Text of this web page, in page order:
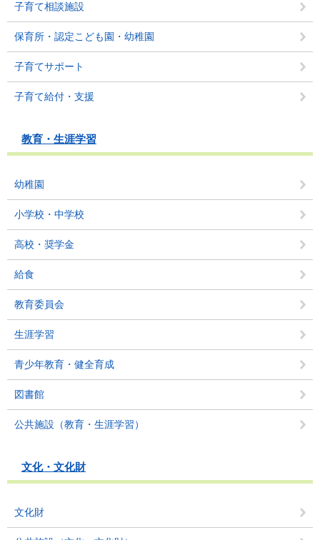
子育て相談施設
保育所・認定こども園・幼稚園
子育てサポート
子育て給付・支援
教育・生涯学習
幼稚園
小学校・中学校
高校・奨学金
給食
教育委員会
生涯学習
青少年教育・健全育成
図書館
公共施設（教育・生涯学習）
文化・文化財
文化財